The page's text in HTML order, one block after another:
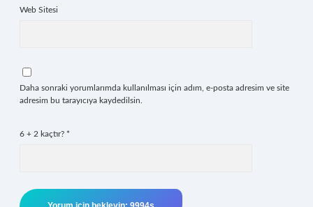
Web Sitesi
Daha sonraki yorumlarımda kullanılması için adım, e-posta adresim ve site
adresim bu tarayıcıya kaydedilsin.
6 + 2 kaçtır? *